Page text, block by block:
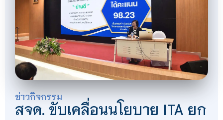
ข่าวกิจกรรม
สจด. ขับเคลื่อนนโยบาย ITA ยก